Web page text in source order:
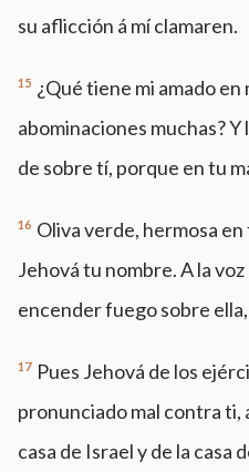
su aflicción á mí clamaren.
15 ¿Qué tiene mi amado
abominaciones muchas?
de sobre tí, porque en tu
16 Oliva verde, hermosa
Jehová tu nombre. A la
encender fuego sobre
17 Pues Jehová de los
pronunciado mal contra ti,
casa de Israel y de la casa